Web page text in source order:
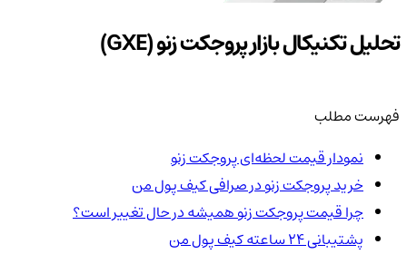
تحلیل تکنیکال بازار پروجکت زنو (GXE)
فهرست مطلب
نمودار قیمت لحظه‌ای پروجکت زنو
خرید پروجکت زنو در صرافی کیف پول من
چرا قیمت پروجکت زنو همیشه در حال تغییر است؟
پشتیبانی ۲۴ ساعته کیف پول من